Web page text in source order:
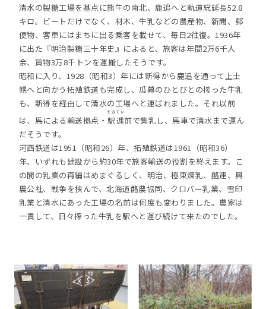
清水の製糖工場を基点に熊牛の南北、鹿追へと軌道総延長52.8
キロ。ビートだけでなく、材木、牛乳などの農産物、新聞、郵
便物、客車にはまちに出る乗客を載せて、毎日2往復。1936年
に出た『明治製糖三十年史』によると、旅客は年間2万6千人
余、貨物3万8千トンを運搬したそうです。
昭和に入り、1928（昭和3）年には新得から鹿追を通って上士
幌へと向かう拓殖鉄道も完成し、瓜幕のひとびとの搾った牛乳
も、新得を経由して清水の工場へと運ばれました。それ以前
は、馬による輸送拠点・ 駅逓
えきてい
前で集乳し、馬車で清水まで運ん
だそうです。
河西鉄道は1951（昭和26）年、拓殖鉄道は1961（昭和36）
年、いずれも建設から約30年で旅客輸送の役割を終えます。こ
の間の乳業の再編はめまぐるしく、明治、極東煉乳、酪連、興
農公社、戦争を挟んで、北海道酪農協同、クロバー乳業、雪印
乳業と清水にあった工場の名前は何度も変わりました。農家は
一貫して、日々搾った牛乳を駅へと運び続けて来たのでした。